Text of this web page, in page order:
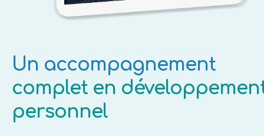
Un accompagnement
complet en
personnel